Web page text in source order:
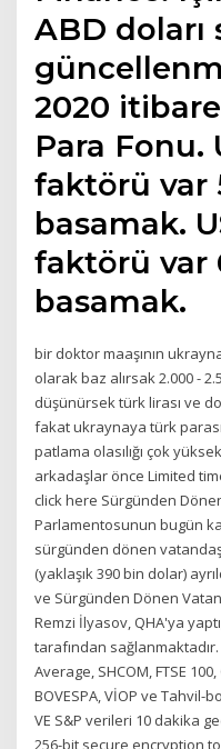
ABD doları
2020
Para Fonu.
faktörü var
basamak.
faktörü var
basamak.
bir doktor maaşının
olarak baz alırsak 2.000 -
düşünürsek türk lirası ve
fakat ukraynaya türk
patlama olasılığı çok
arkadaşlar önce Limited
click here Sürgünden
Parlamentosunun bugün
sürgünden dönen
(yaklaşık 390 bin dolar)
ve Sürgünden Dönen
Remzi İlyasov, QHA'ya
tarafından
Average, SHCOM, FTSE
BOVESPA, VİOP ve Tahvil-
VE S&P verileri 10 dakika
256-bit secure encryption